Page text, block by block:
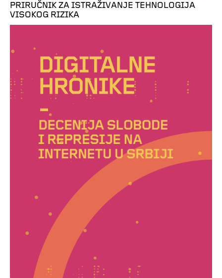
PRIRUČNIK ZA ISTRAŽIVANJE TEHNOLOGIJA
VISOKOG RIZIKA